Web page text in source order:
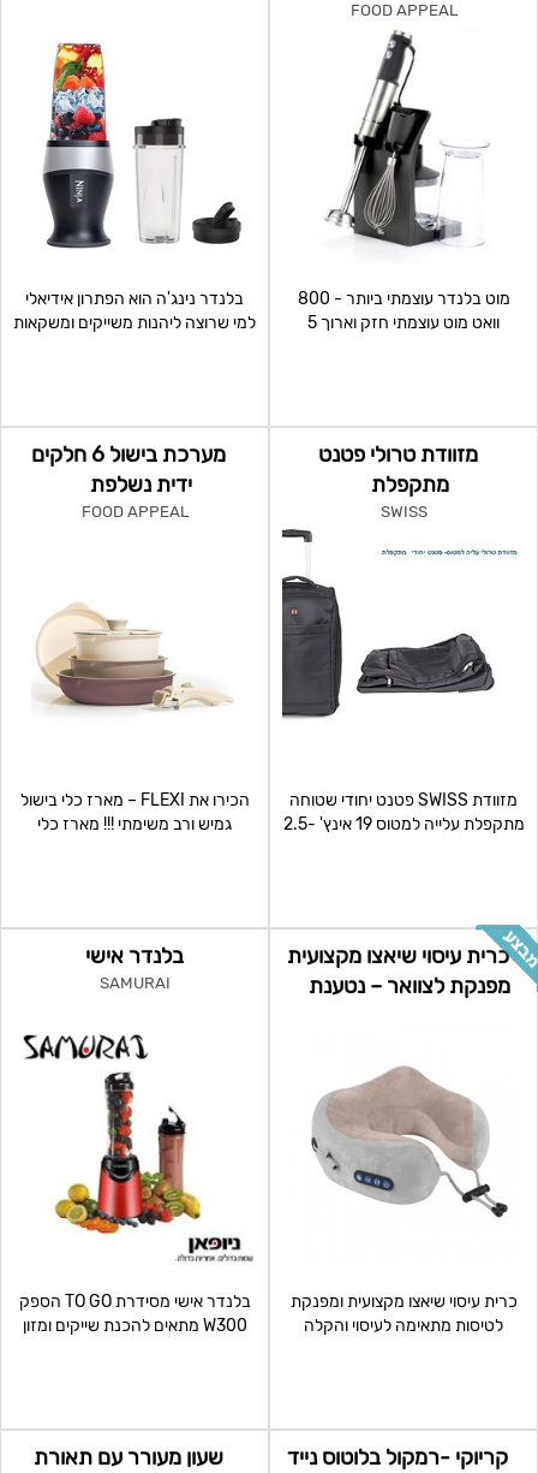
FOOD APPEAL
מוט בלנדר עוצמתי ביותר - 800
וואט מוט עוצמתי חזק וארוך 5
בלנדר נינג'ה הוא הפתרון אידיאלי
למי שרוצה ליהנות משייקים ומשקאות
מזוודת טרולי פטנט
מתקפלת
SWISS
מזוודת SWISS פטנט יחודי שטוחה
מתקפלת עלייה למטוס 19 אינץ' -2.5
מערכת בישול 6 חלקים
ידית נשלפת
FOOD APPEAL
הכירו את FLEXI – מארז כלי בישול
גמיש ורב משימתי !!! מארז כלי
כרית עיסוי שיאצו מקצועית
מפנקת לצוואר – נטענת
כרית עיסוי שיאצו מקצועית ומפנקת
לטיסות מתאימה לעיסוי והקלה
בלנדר אישי
SAMURAI
בלנדר אישי מסידרת TO GO הספק
W300 מתאים להכנת שייקים ומזון
קריוקי -רמקול בלוטוס נייד
שעון מעורר עם תאורת